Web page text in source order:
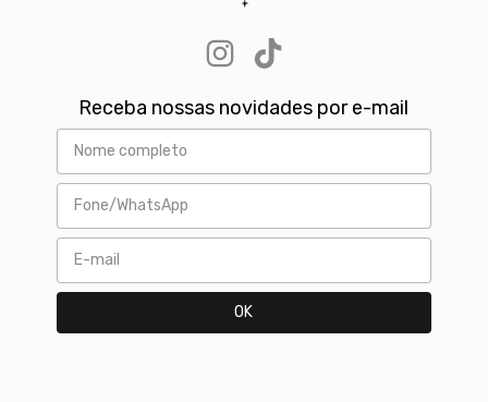
Receba nossas novidades por e-mail